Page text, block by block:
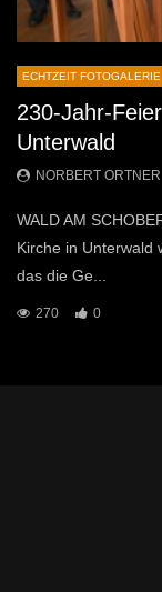
ECHTZEIT FOTOGALERIE
230-Jahr-
Unterwald
NORBERT ORTNER
WALD AM
Kirche in Unterwald
das die Ge...
270 0